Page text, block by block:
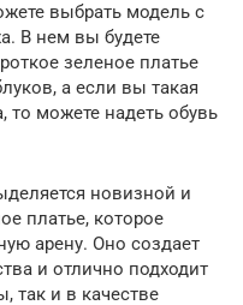
выбрать модель с
В нем вы будете
зеленое платье
а если вы такая
то можете надеть обувь
новизной и
платье, которое
арену. Оно создает
и отлично подходит
так и в качестве